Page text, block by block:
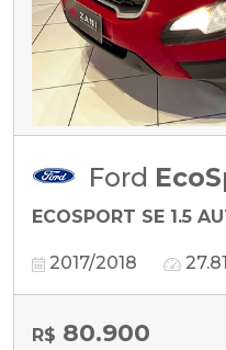
Ford
ECOSPORT SE 1.5
2017/2018
R$ 80.900